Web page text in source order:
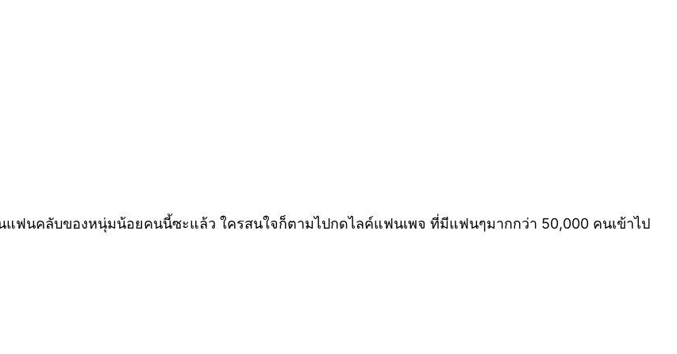
แฟนคลับของหนุ่มน้อยคนนี้ซะแล้ว ใครสนใจก็ตามไปกดไลค์แฟนเพจ ที่มีแฟนๆมากกว่า 50,000 คนเข้าไป